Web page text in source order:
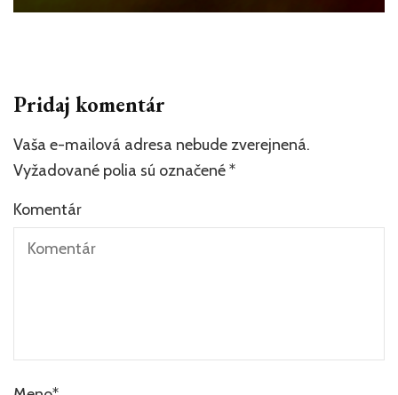
Pridaj komentár
Vaša e-mailová adresa nebude zverejnená.
Vyžadované polia sú označené*
Komentár